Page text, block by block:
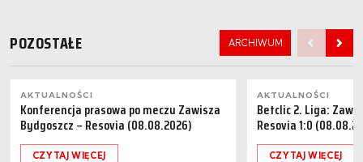
POZOSTAŁE ARCHIWUM
AKTUALNOŚCI
Konferencja prasowa po meczu Zawisza
Bydgoszcz – Resovia (08.08.2026)
CZYTAJ WIĘCEJ
AKTUALNOŚCI
Betclic 2. Liga:
Resovia 1:0
CZYTAJ WIĘCEJ